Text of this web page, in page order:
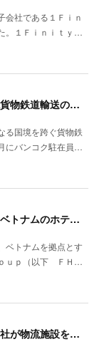
会社である１Ｆｉｎ
。１Ｆｉｎｉｔｙ…
【アジア】ＪＲ貨物 タイ〜ラオス間で越境貨物鉄道輸送の試験輸送を実施
る国境を跨ぐ貨物鉄
にバンコク駐在員…
【アジア】ホテルマネージメントジャパン ベトナムのホテル運営会社と協業
トナムを拠点とす
ｕｐ（以下 ＦＨ…
【アジア】野村不動産 フィリピンで合弁会社が物流施設を竣工